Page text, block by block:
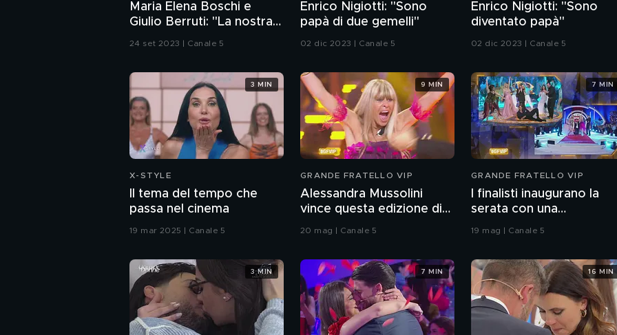
Maria Elena Boschi e
Giulio Berruti: "La nostra
storia d'amore"
24 set 2023 | Canale 5
Enrico Nigiotti: "Sono
papà di due gemelli"
02 dic 2023 | Canale 5
Enrico Nigiotti: "Sono
diventato papà"
02 dic 2023 | Canale 5
X-STYLE
Il tema del tempo che
passa nel cinema
19 mar 2025 | Canale 5
3 MIN
GRANDE FRATELLO VIP
Alessandra Mussolini
vince questa edizione di
Grande Fratello VIP
20 mag | Canale 5
9 MIN
GRANDE FRATELLO VIP
I finalisti inaugurano la
serata con una
coreografia
19 mag | Canale 5
7 MIN
3 MIN 7 MIN 16 MIN